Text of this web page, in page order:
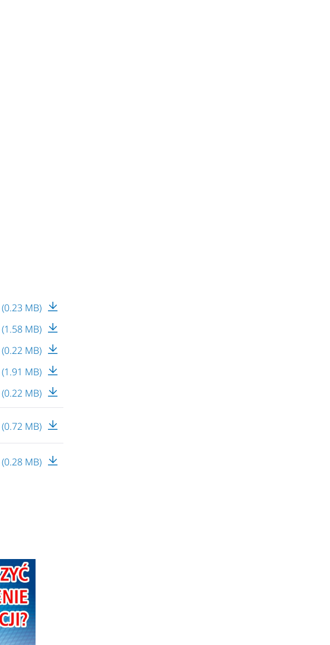
(0.23 MB)
(1.58 MB)
(0.22 MB)
(1.91 MB)
(0.22 MB)
(0.72 MB)
(0.28 MB)